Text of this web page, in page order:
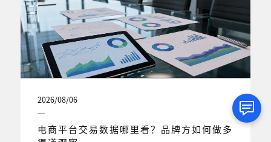
2026/08/06
电商平台交易数据哪里看？品牌方如何做多